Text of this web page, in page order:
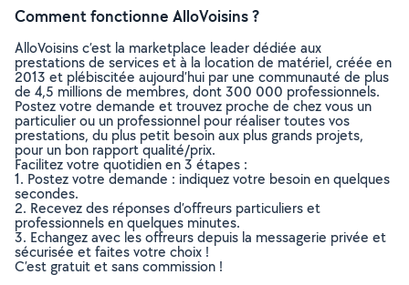
Comment fonctionne AlloVoisins ?
AlloVoisins c’est la marketplace leader dédiée aux
prestations de services et à la location de matériel, créée en
2013 et plébiscitée aujourd’hui par une communauté de plus
de 4,5 millions de membres, dont 300 000 professionnels.
Postez votre demande et trouvez proche de chez vous un
particulier ou un professionnel pour réaliser toutes vos
prestations, du plus petit besoin aux plus grands projets,
pour un bon rapport qualité/prix.
Facilitez votre quotidien en 3 étapes :
1. Postez votre demande : indiquez votre besoin en quelques
secondes.
2. Recevez des réponses d’offreurs particuliers et
professionnels en quelques minutes.
3. Echangez avec les offreurs depuis la messagerie privée et
sécurisée et faites votre choix !
C’est gratuit et sans commission !